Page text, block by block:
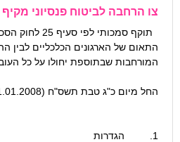
צו הרחבה לביטוח פנסיוני מקיף
המורחבות שבתוספת יחולו על כל
החל מיום כ"ג טבת תשס"ח (01.01.2008).
1. הגדרות